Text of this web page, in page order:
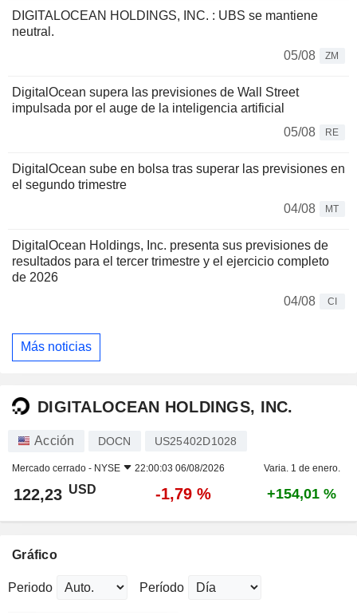
DIGITALOCEAN HOLDINGS, INC. : UBS se mantiene
neutral.
05/08
ZM
DigitalOcean supera las previsiones de Wall Street
impulsada por el auge de la inteligencia artificial
05/08
RE
DigitalOcean sube en bolsa tras superar las previsiones en
el segundo trimestre
04/08
MT
DigitalOcean Holdings, Inc. presenta sus previsiones de
resultados para el tercer trimestre y el ejercicio completo
de 2026
04/08
CI
Más noticias
DIGITALOCEAN HOLDINGS, INC.
Acción DOCN US25402D1028
Mercado cerrado - NYSE 22:00:03 06/08/2026 Varia. 1 de enero.
122,23 USD -1,79 % +154,01 %
Gráfico
Periodo Período